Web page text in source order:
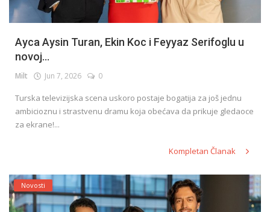
Ayca Aysin Turan, Ekin Koc i Feyyaz Serifoglu u
novoj...
Milt Jun 7, 2026 0
Turska televizijska scena uskoro postaje bogatija za još jednu
ambicioznu i strastvenu dramu koja obećava da prikuje gledaoce
za ekrane!...
Kompletan Članak
Novosti